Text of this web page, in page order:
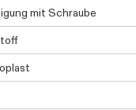
mit Schraube